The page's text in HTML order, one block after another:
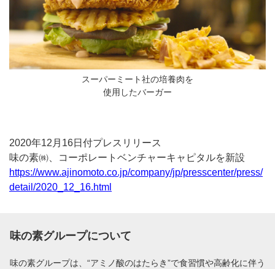
スーパーミート社の培養肉を
使用したバーガー
2020年12月16日付プレスリリース
味の素㈱、コーポレートベンチャーキャピタルを新設
https://www.ajinomoto.co.jp/company/jp/presscenter/press/
detail/2020_12_16.html
味の素グループについて
味の素グループは、“アミノ酸のはたらき”で食習慣や高齢化に伴う